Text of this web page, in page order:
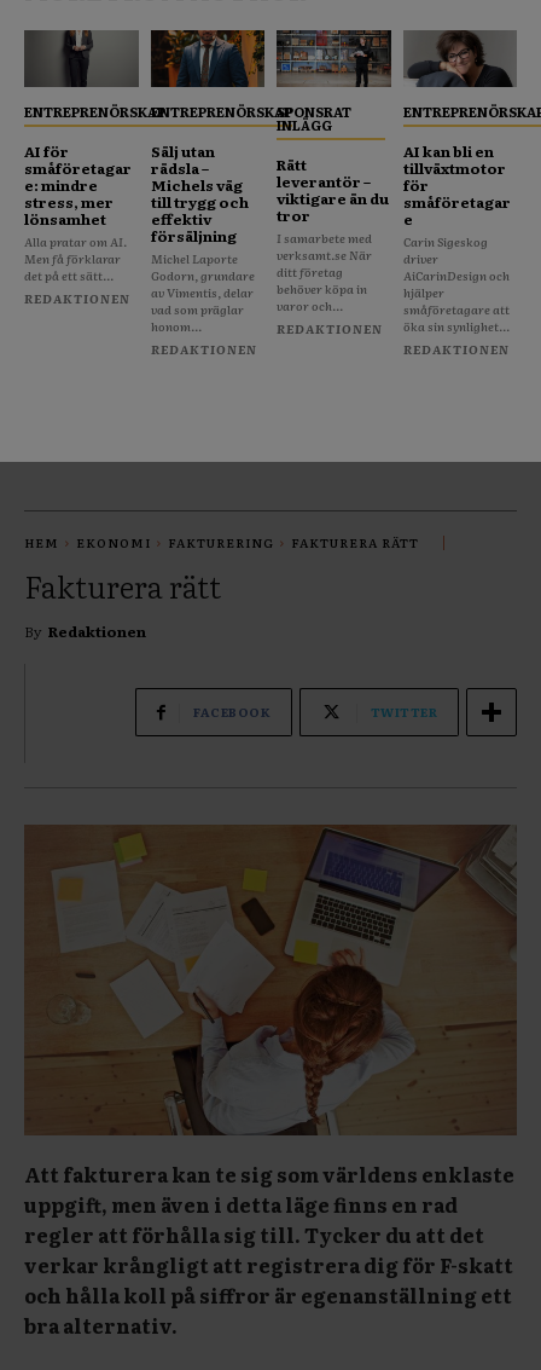
ENTREPRENÖRSKAP
AI för
småföretagar
e: mindre
stress, mer
lönsamhet
Alla pratar om AI.
Men få förklarar
det på ett sätt...
REDAKTIONEN
ENTREPRENÖRSKAP
Sälj utan
rädsla –
Michels väg
till trygg och
effektiv
försäljning
Michel Laporte
Godorn, grundare
av Vimentis, delar
vad som präglar
honom...
REDAKTIONEN
SPONSRAT
INLÄGG
Rätt
leverantör –
viktigare än du
tror
I samarbete med
verksamt.se När
ditt företag
behöver köpa in
varor och...
REDAKTIONEN
AI kan bli en
tillväxtmotor
för
småföretagar
e
Carin Sigeskog
driver
AiCarinDesign och
hjälper
småföretagare att
öka sin synlighet...
REDAKTIONEN